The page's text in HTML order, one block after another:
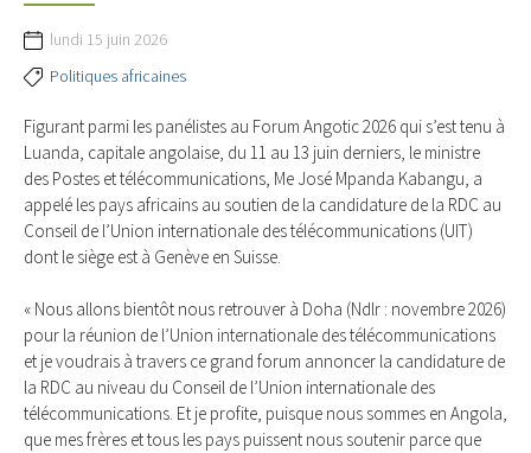
lundi 15 juin 2026
Politiques africaines
Figurant parmi les panélistes au Forum Angotic 2026 qui s’est tenu à
Luanda, capitale angolaise, du 11 au 13 juin derniers, le ministre
des Postes et télécommunications, Me José Mpanda Kabangu, a
appelé les pays africains au soutien de la candidature de la RDC au
Conseil de l’Union internationale des télécommunications (UIT)
dont le siège est à Genève en Suisse.
« Nous allons bientôt nous retrouver à Doha (Ndlr : novembre 2026)
pour la réunion de l’Union internationale des télécommunications
et je voudrais à travers ce grand forum annoncer la candidature de
la RDC au niveau du Conseil de l’Union internationale des
télécommunications. Et je profite, puisque nous sommes en Angola,
que mes frères et tous les pays puissent nous soutenir parce que